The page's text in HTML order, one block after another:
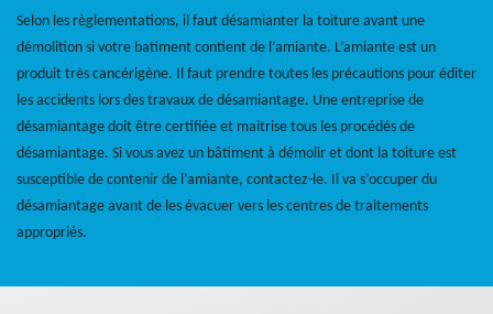
Selon les règlementations, il faut désamianter la toiture avant une
démolition si votre batiment contient de l’amiante. L’amiante est un
produit très cancérigène. Il faut prendre toutes les précautions pour éditer
les accidents lors des travaux de désamiantage. Une entreprise de
désamiantage doit être certifiée et maitrise tous les procédés de
désamiantage. Si vous avez un bâtiment à démolir et dont la toiture est
susceptible de contenir de l’amiante, contactez-le. Il va s’occuper du
désamiantage avant de les évacuer vers les centres de traitements
appropriés.